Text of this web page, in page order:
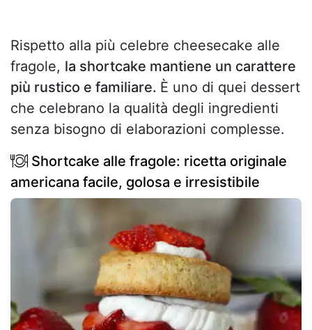
Rispetto alla più celebre cheesecake alle
fragole, la shortcake mantiene un carattere
più rustico e familiare. È uno di quei dessert
che celebrano la qualità degli ingredienti
senza bisogno di elaborazioni complesse.
Shortcake alle fragole: ricetta originale
americana facile, golosa e irresistibile